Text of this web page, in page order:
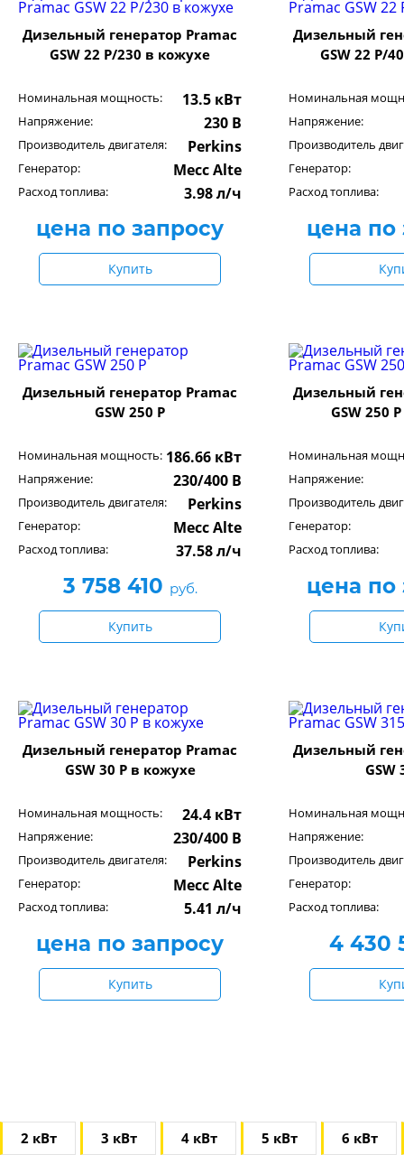
Дизельный генератор Pramac
GSW 22 P/230 в кожухе
Номинальная мощность: 13.5 кВт
Напряжение: 230 В
Производитель двигателя: Perkins
Генератор: Mecc Alte
Расход топлива: 3.98 л/ч
цена по запросу
Купить
Дизельный
GSW 22 P/
Номинальная
Напряжение:
Производитель
Генератор:
Расход топлива:
цена по
Дизельный генератор Pramac
GSW 250 P
Номинальная мощность: 186.66 кВт
Напряжение: 230/400 В
Производитель двигателя: Perkins
Генератор: Mecc Alte
Расход топлива: 37.58 л/ч
3 758 410 руб.
Купить
Дизельный
GSW 250
Номинальная
Напряжение:
Производитель
Генератор:
Расход топлива:
цена по
Дизельный генератор Pramac
GSW 30 P в кожухе
Номинальная мощность: 24.4 кВт
Напряжение: 230/400 В
Производитель двигателя: Perkins
Генератор: Mecc Alte
Расход топлива: 5.41 л/ч
цена по запросу
Купить
Дизельный
GSW
Номинальная
Напряжение:
Производитель
Генератор:
Расход топлива:
4 430
2 кВт 3 кВт 4 кВт 5 кВт 6 кВт